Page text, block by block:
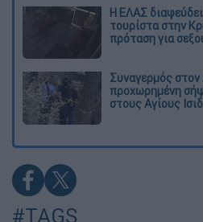
Η ΕΛΑΣ
τουρίστα στην
πρόταση για
Συναγερμός
προχωρημένη
στους Αγίους
#TAGS